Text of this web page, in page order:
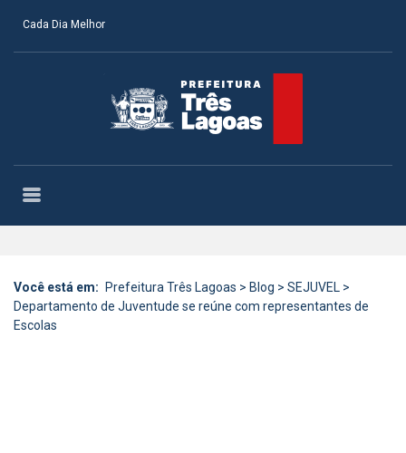
Cada Dia Melhor
Você está em: Prefeitura Três Lagoas > Blog > SEJUVEL >
Departamento de Juventude se reúne com representantes de
Escolas